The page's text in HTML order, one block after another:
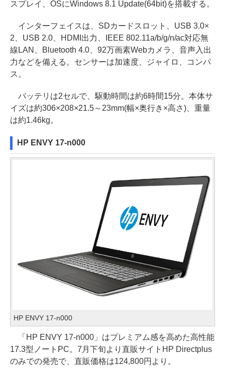
スプレイ、OSにWindows 8.1 Update(64bit)を搭載する。
インターフェイスは、SDカードスロット、USB 3.0×
2、USB 2.0、HDMI出力、IEEE 802.11a/b/g/n/ac対応無
線LAN、Bluetooth 4.0、92万画素Webカメラ、音声入出
力などを備える。センサーは加速度、ジャイロ、コンパ
ス。
バッテリは2セルで、駆動時間は約6時間15分。本体サ
イズは約306×208×21.5～23mm(幅×奥行き×高さ)、重量
は約1.46kg。
HP ENVY 17-n000
HP ENVY 17-n000
「HP ENVY 17-n000」はプレミアム感を高めた高性能
17.3型ノートPC。7月下旬より直販サイトHP Directplus
のみでの発売で、直販価格は124,800円より。